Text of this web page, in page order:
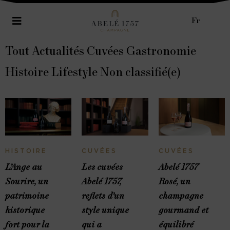
Fr
ToutActualités Cuvées Gastronomie
HistoireLifestyleNon classifié(e)
HISTOIRE
L’Ange au
Sourire, un
patrimoine
historique
fort pour la
CUVÉES
Les cuvées
Abelé 1757,
reflets d’un
style unique
qui a
CUVÉES
Abelé 1757
Rosé, un
champagne
gourmand et
équilibré